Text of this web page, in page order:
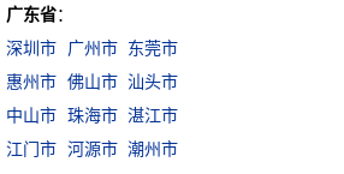
广东省：
深圳市
广州市 东莞市
惠州市 佛山市 汕头市
中山市 珠海市 湛江市
江门市 河源市 潮州市